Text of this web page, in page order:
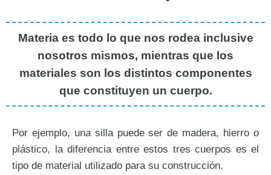
Materia es todo lo que nos rodea inclusive
nosotros mismos, mientras que los
materiales son los distintos componentes
que constituyen un cuerpo.
Por ejemplo, una silla puede ser de madera, hierro o
plástico, la diferencia entre estos tres cuerpos es el
tipo de material utilizado para su construcción.